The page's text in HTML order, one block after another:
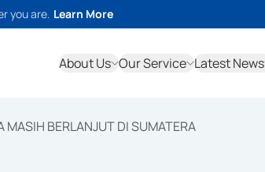
you are. Learn More
About Us Our Service Latest News
BERLANJUT DI SUMATERA